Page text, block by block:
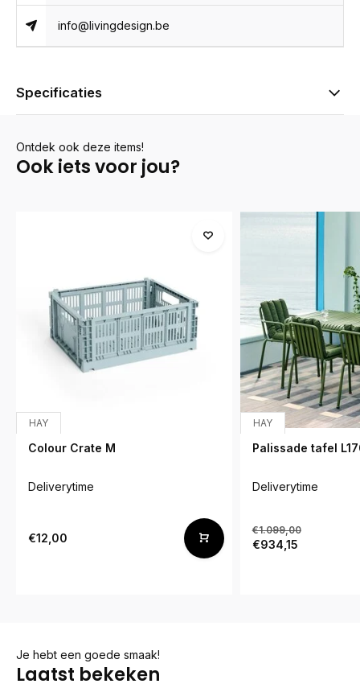
info@livingdesign.be
Specificaties
Ontdek ook deze items!
Ook iets voor jou?
HAY
Colour Crate M
Deliverytime
€12,00
HAY
Palissade tafel
Deliverytime
€1.099,00
€934,15
Je hebt een goede smaak!
Laatst bekeken